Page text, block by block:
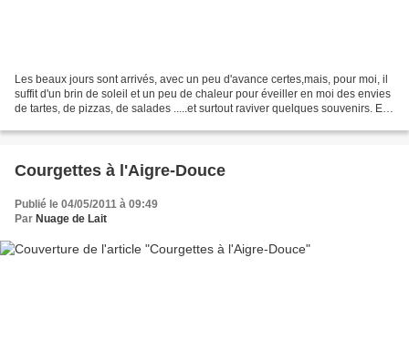
Les beaux jours sont arrivés, avec un peu d'avance certes,mais, pour moi, il
suffit d'un brin de soleil et un peu de chaleur pour éveiller en moi des envies
de tartes, de pizzas, de salades .....et surtout raviver quelques souvenirs. En
Courgettes à l'Aigre-Douce
Publié le 04/05/2011 à 09:49
Par Nuage de Lait